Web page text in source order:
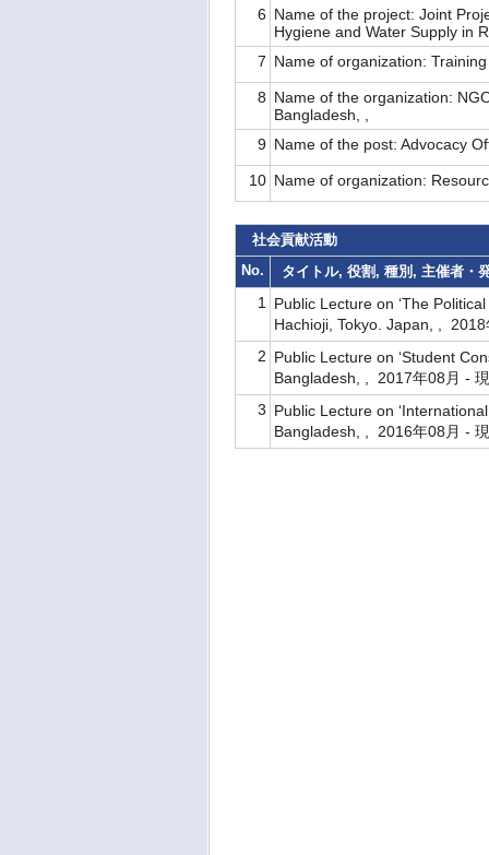
6 Name of the project: Joint
Hygiene and Water Supply in
7 Name of organization:
8 Name of the organization:
Bangladesh, ,
9 Name of the post: Advocacy
10 Name of organization:
社会貢献活動
No.
タイトル, 役割, 種別, 主催者・
1
Public Lecture on ‘The
Hachioji, Tokyo. Japan, ,
2 Public Lecture on ‘Student
Bangladesh, , 2017年08月 -
3 Public Lecture on
Bangladesh, , 2016年08月 -